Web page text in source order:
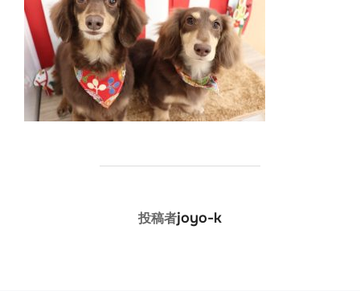
投稿者
投稿者joyo-k